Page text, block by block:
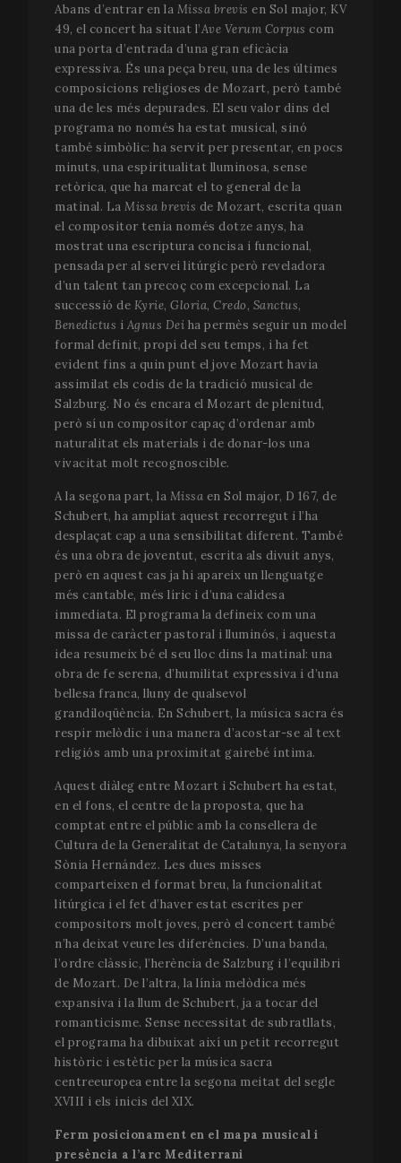
Abans d’entrar en la Missa brevis en Sol major, KV
49, el concert ha situat l’Ave Verum Corpus com
una porta d’entrada d’una gran eficàcia
expressiva. És una peça breu, una de les últimes
composicions religioses de Mozart, però també
una de les més depurades. El seu valor dins del
programa no només ha estat musical, sinó
també simbòlic: ha servit per presentar, en pocs
minuts, una espiritualitat lluminosa, sense
retòrica, que ha marcat el to general de la
matinal. La Missa brevis de Mozart, escrita quan
el compositor tenia només dotze anys, ha
mostrat una escriptura concisa i funcional,
pensada per al servei litúrgic però reveladora
d’un talent tan precoç com excepcional. La
successió de Kyrie, Gloria, Credo, Sanctus,
Benedictus i Agnus Dei ha permès seguir un model
formal definit, propi del seu temps, i ha fet
evident fins a quin punt el jove Mozart havia
assimilat els codis de la tradició musical de
Salzburg. No és encara el Mozart de plenitud,
però sí un compositor capaç d’ordenar amb
naturalitat els materials i de donar-los una
vivacitat molt recognoscible.
A la segona part, la Missa en Sol major, D 167, de
Schubert, ha ampliat aquest recorregut i l’ha
desplaçat cap a una sensibilitat diferent. També
és una obra de joventut, escrita als divuit anys,
però en aquest cas ja hi apareix un llenguatge
més cantable, més líric i d’una calidesa
immediata. El programa la defineix com una
missa de caràcter pastoral i lluminós, i aquesta
idea resumeix bé el seu lloc dins la matinal: una
obra de fe serena, d’humilitat expressiva i d’una
bellesa franca, lluny de qualsevol
grandiloqüència. En Schubert, la música sacra és
respir melòdic i una manera d’acostar-se al text
religiós amb una proximitat gairebé íntima.
Aquest diàleg entre Mozart i Schubert ha estat,
en el fons, el centre de la proposta, que ha
comptat entre el públic amb la consellera de
Cultura de la Generalitat de Catalunya, la senyora
Sònia Hernández. Les dues misses
comparteixen el format breu, la funcionalitat
litúrgica i el fet d’haver estat escrites per
compositors molt joves, però el concert també
n’ha deixat veure les diferències. D’una banda,
l’ordre clàssic, l’herència de Salzburg i l’equilibri
de Mozart. De l’altra, la línia melòdica més
expansiva i la llum de Schubert, ja a tocar del
romanticisme. Sense necessitat de subratllats,
el programa ha dibuixat així un petit recorregut
històric i estètic per la música sacra
centreeuropea entre la segona meitat del segle
XVIII i els inicis del XIX.
Ferm posicionament en el mapa musical i
presència a l’arc Mediterrani